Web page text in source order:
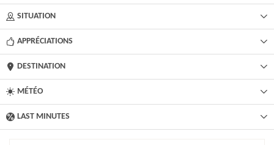
SITUATION
APPRÉCIATIONS
DESTINATION
MÉTÉO
LAST MINUTES